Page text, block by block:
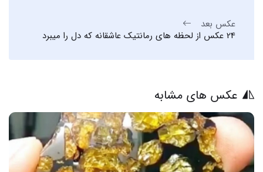
عکس بعد
24 عکس از لحظه های رمانتیک عاشقانه که دل را میبرد
عکس های مشابه